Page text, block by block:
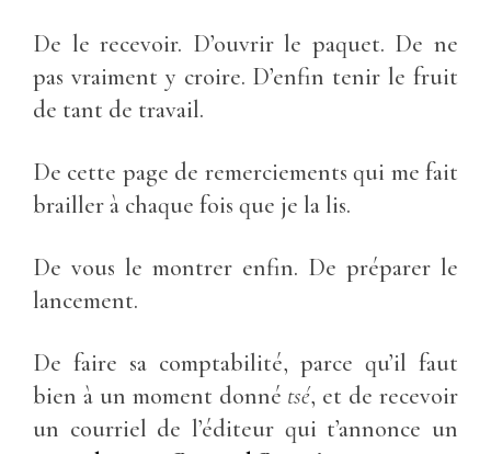
De le recevoir. D’ouvrir le paquet. De ne
pas vraiment y croire. D’enfin tenir le fruit
de tant de travail.
De cette page de remerciements qui me fait
brailler à chaque fois que je la lis.
De vous le montrer enfin. De préparer le
lancement.
De faire sa comptabilité, parce qu’il faut
bien à un moment donné tsé, et de recevoir
un courriel de l’éditeur qui t’annonce un